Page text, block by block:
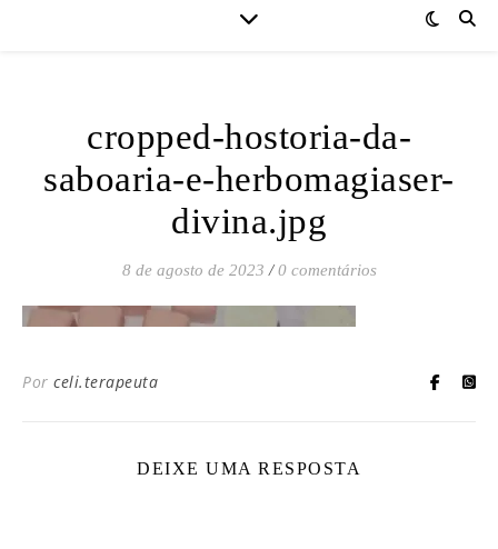
cropped-hostoria-da-
saboaria-e-herbomagiaser-
divina.jpg
8 de agosto de 2023 / 0 comentários
Por celi.terapeuta
DEIXE UMA RESPOSTA